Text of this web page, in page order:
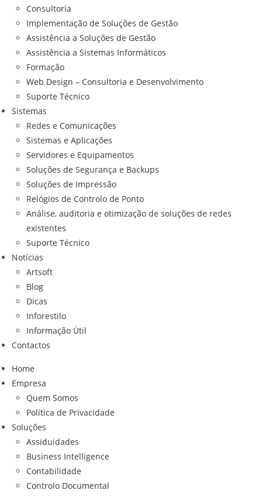
Consultoria
Implementação de Soluções de Gestão
Assistência a Soluções de Gestão
Assistência a Sistemas Informáticos
Formação
Web Design – Consultoria e Desenvolvimento
Suporte Técnico
Sistemas
Redes e Comunicações
Sistemas e Aplicações
Servidores e Equipamentos
Soluções de Segurança e Backups
Soluções de Impressão
Relógios de Controlo de Ponto
Análise, auditoria e otimização de soluções de redes
existentes
Suporte Técnico
Notícias
Artsoft
Blog
Dicas
Inforestilo
Informação Útil
Contactos
Home
Empresa
Quem Somos
Política de Privacidade
Soluções
Assiduidades
Business Intelligence
Contabilidade
Controlo Documental